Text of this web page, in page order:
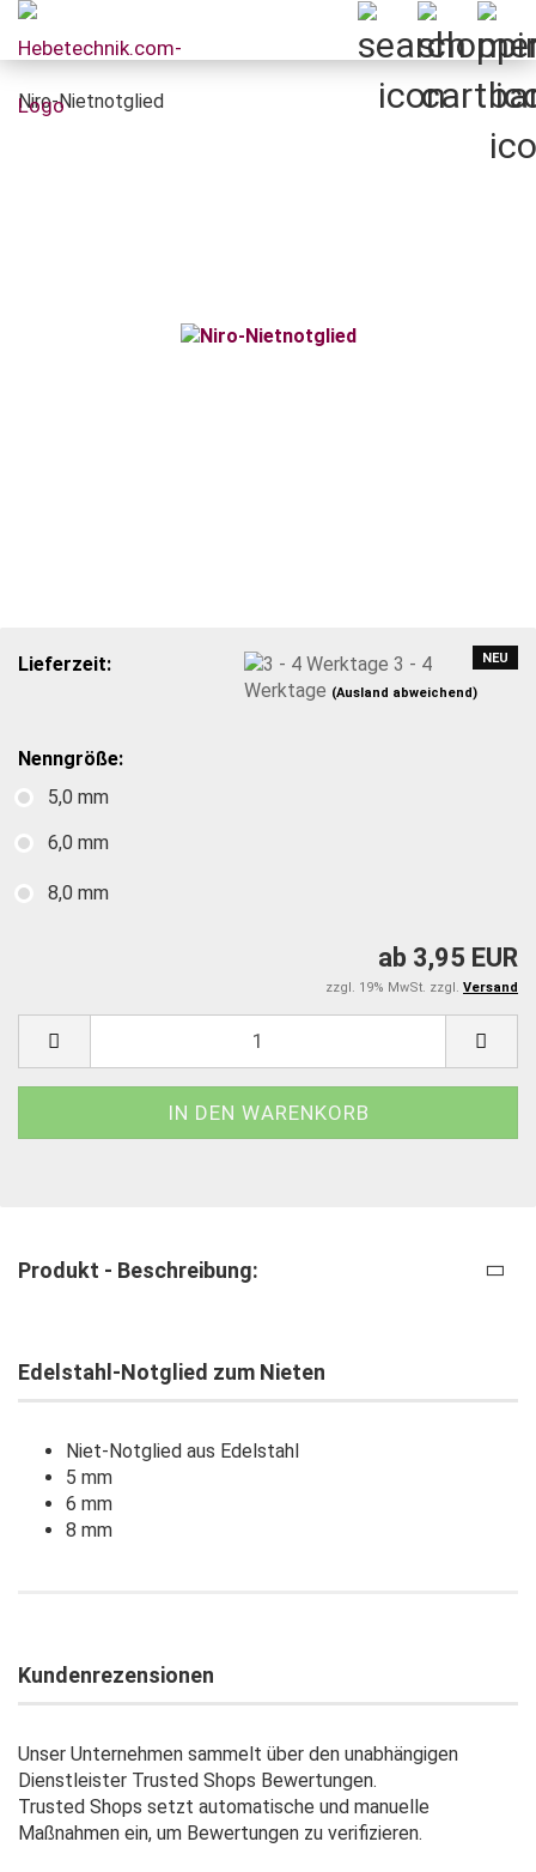
Niro-Nietnotglied
NEU
Lieferzeit:
3 - 4
Werktage (Ausland abweichend)
Nenngröße:
5,0 mm
6,0 mm
8,0 mm
ab 3,95 EUR
zzgl. 19% MwSt. zzgl. Versand
Produkt - Beschreibung:
Edelstahl-Notglied zum Nieten
Niet-Notglied aus Edelstahl
5 mm
6 mm
8 mm
Kundenrezensionen
Unser Unternehmen sammelt über den unabhängigen
Dienstleister Trusted Shops Bewertungen.
Trusted Shops setzt automatische und manuelle
Maßnahmen ein, um Bewertungen zu verifizieren.